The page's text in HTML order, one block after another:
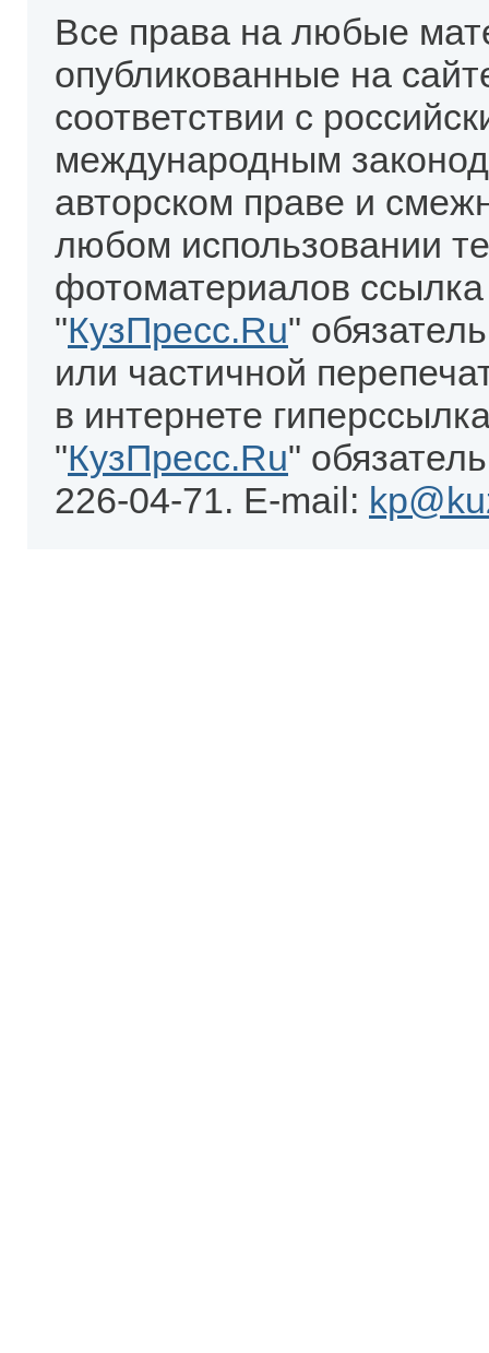
Все права на любые
опубликованные на
соответствии с
международным
авторском праве и
любом использовании
фотоматериалов
"КузПресс.Ru"
или частичной
в интернете
"КузПресс.Ru"
226-04-71. E-mail: